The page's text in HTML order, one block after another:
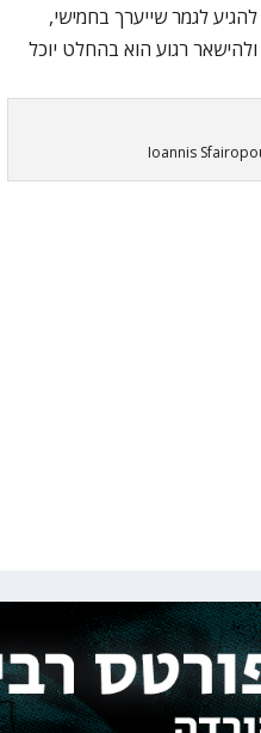
לגמר שייערך בחמישי,
רגוע הוא בהחלט יוכל
Ioannis